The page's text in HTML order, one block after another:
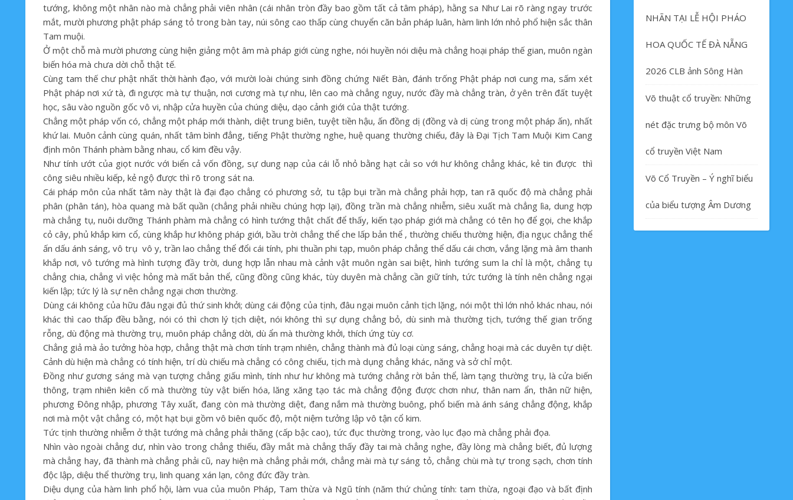
tướng, không một nhân nào mà chẳng phải viên nhân (cái nhân tròn đầy bao gồm tất cả tâm pháp), hằng sa Như Lai rõ ràng ngay trước
mắt, mười phương phật pháp sáng tỏ trong bàn tay, núi sông cao thấp cùng chuyển căn bản pháp luân, hàm linh lớn nhỏ phổ hiện sắc thân
Tam muội.
Ở một chỗ mà mười phương cùng hiện giảng một âm mà pháp giới cùng nghe, nói huyền nói diệu mà chẳng hoại pháp thế gian, muôn ngàn
biến hóa mà chưa dời chỗ thật tế.
Cùng tam thế chư phật nhất thời hành đạo, với mười loài chúng sinh đồng chứng Niết Bàn, đánh trống Phật pháp nơi cung ma, sấm xét
Phật pháp nơi xứ tà, đi ngược mà tự thuận, nơi cương mà tự nhu, lên cao mà chẳng nguy, nước đầy mà chẳng tràn, ở yên trên đất tuyệt
học, sâu vào nguồn gốc vô vi, nhập cửa huyền của chúng diệu, dạo cảnh giới của thật tướng.
Chẳng một pháp vốn có, chẳng một pháp mới thành, diệt trung biên, tuyệt tiền hậu, ấn đồng dị (đồng và dị cùng trong một pháp ấn), nhất
khứ lai. Muôn cảnh cùng quán, nhất tâm bình đẳng, tiếng Phật thường nghe, huệ quang thường chiếu, đây là Đại Tịch Tam Muội Kim Cang
định môn Thánh phàm bằng nhau, cổ kim đều vậy.
Như tính ướt của giọt nước với biển cả vốn đồng, sự dung nạp của cái lỗ nhỏ bằng hạt cải so với hư không chẳng khác, kẻ tin được thì
công siêu nhiều kiếp, kẻ ngộ được thì rõ trong sát na.
Cái pháp môn của nhất tâm này thật là đại đạo chẳng có phương sở, tu tập bụi trần mà chẳng phải hợp, tan rã quốc độ mà chẳng phải
phân (phân tán), hòa quang mà bất quần (chẳng phải nhiều chúng hợp lại), đồng trần mà chẳng nhiễm, siêu xuất mà chẳng lìa, dung hợp
mà chẳng tụ, nuôi dưỡng Thánh phàm mà chẳng có hình tướng thật chất để thấy, kiến tạo pháp giới mà chẳng có tên họ để gọi, che khắp
cỏ cây, phủ khắp kim cổ, cùng khắp hư không pháp giới, bầu trời chẳng thể che lấp bản thể , thường chiếu thường hiện, địa ngục chẳng thể
ấn dấu ánh sáng, vô trụ vô y, trần lao chẳng thể đổi cái tính, phi thuần phi tạp, muôn pháp chẳng thể dấu cái chơn, vắng lặng mà âm thanh
khắp nơi, vô tướng mà hình tượng đầy trời, dung hợp lẫn nhau mà cảnh vật muôn ngàn sai biệt, hình tướng sum la chỉ là một, chẳng tụ
chẳng chia, chẳng vì việc hỏng mà mất bản thể, cũng đồng cũng khác, tùy duyên mà chẳng cần giữ tính, tức tướng là tính nên chẳng ngại
kiến lập; tức lý là sự nên chẳng ngại chơn thường.
Dùng cái không của hữu đâu ngại đủ thứ sinh khởi; dùng cái động của tịnh, đâu ngại muôn cảnh tịch lặng, nói một thì lớn nhỏ khác nhau, nói
khác thì cao thấp đều bằng, nói có thì chơn lý tịch diệt, nói không thì sự dụng chẳng bỏ, dù sinh mà thường tịch, tướng thế gian trống
rỗng, dù động mà thường trụ, muôn pháp chẳng dời, dù ẩn mà thường khởi, thích ứng tùy cơ.
Chẳng giả mà ảo tưởng hòa hợp, chẳng thật mà chơn tính trạm nhiên, chẳng thành mà đủ loại cùng sáng, chẳng hoại mà các duyên tự diệt.
Cảnh dù hiện mà chẳng có tính hiện, trí dù chiếu mà chẳng có công chiếu, tịch mà dụng chẳng khác, năng và sở chỉ một.
Đồng như gương sáng mà vạn tượng chẳng giấu mình, tính như hư không mà tướng chẳng rời bản thể, làm tạng thường trụ, là cửa biến
thông, trạm nhiên kiên cố mà thường tùy vật biến hóa, lăng xăng tạo tác mà chẳng động được chơn như, thân nam ẩn, thân nữ hiện,
phương Đông nhập, phương Tây xuất, đang còn mà thường diệt, đang nắm mà thường buông, phổ biến mà ánh sáng chẳng động, khắp
nơi mà một vật chẳng có, một hạt bụi gồm vô biên quốc độ, một niệm tưởng lập vô tận cổ kim.
Tức tịnh thường nhiễm ở thật tướng mà chẳng phải thăng (cấp bậc cao), tức đục thường trong, vào lục đạo mà chẳng phải đọa.
Nhìn vào ngoài chẳng dư, nhìn vào trong chẳng thiếu, đầy mắt mà chẳng thấy đầy tai mà chẳng nghe, đầy lòng mà chẳng biết, đủ lượng
mà chẳng hay, đã thành mà chẳng phải cũ, nay hiện mà chẳng phải mới, chẳng mài mà tự sáng tỏ, chẳng chùi mà tự trong sạch, chơn tính
độc lập, diệu thể thường trụ, linh quang xán lạn, công đức đầy tràn.
Diệu dụng của hàm linh phổ hội, làm vua của muôn Pháp, Tam thừa và Ngũ tính (năm thứ chủng tính: tam thừa, ngoại đạo và bất định
NHÃN TẠI LỄ HỘI PHÁO
HOA QUỐC TẾ ĐÀ NẴNG
2026 CLB ảnh Sông Hàn
Võ thuật cổ truyền: Những
nét đặc trưng bộ môn Võ
cổ truyền Việt Nam
Võ Cổ Truyền – Ý nghĩ biểu
của biểu tượng Âm Dương